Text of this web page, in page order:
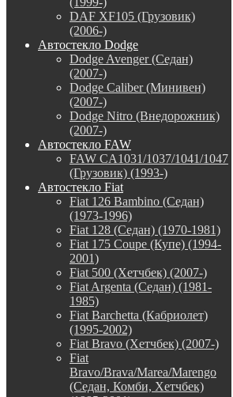
DAF XF105 (Грузовик)
(2006-)
Автостекло Dodge
Dodge Avenger (Седан)
(2007-)
Dodge Caliber (Минивен)
(2007-)
Dodge Nitro (Внедорожник)
(2007-)
Автостекло FAW
FAW CA1031/1037/1041/1047
(Грузовик) (1993-)
Автостекло Fiat
Fiat 126 Bambino (Седан)
(1973-1996)
Fiat 128 (Седан) (1970-1981)
Fiat 175 Coupe (Купе) (1994-
2001)
Fiat 500 (Хетчбек) (2007-)
Fiat Argenta (Седан) (1981-
1985)
Fiat Barchetta (Кабриолет)
(1995-2002)
Fiat Bravo (Хетчбек) (2007-)
Fiat
Bravo/Brava/Marea/Marengo
(Седан, Комби, Хетчбек)